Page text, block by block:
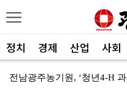
정치 경제 산업 사회
전남광주농기원, ‘청년4-H